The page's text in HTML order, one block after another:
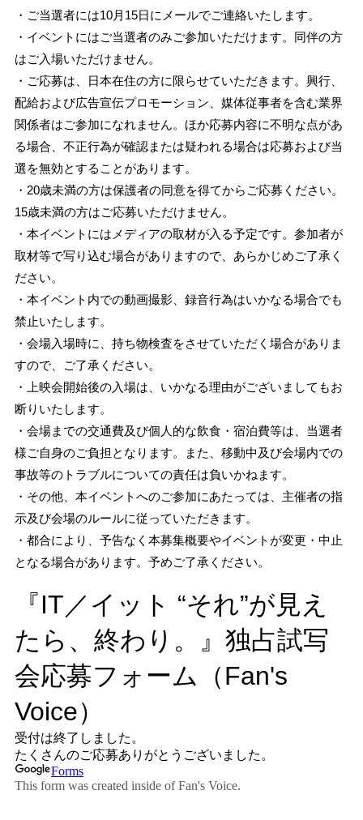
・ご当選者には10月15日にメールでご連絡いたします。
・イベントにはご当選者のみご参加いただけます。同伴の方
はご入場いただけません。
・ご応募は、日本在住の方に限らせていただきます。興行、
配給および広告宣伝プロモーション、媒体従事者を含む業界
関係者はご参加になれません。ほか応募内容に不明な点があ
る場合、不正行為が確認または疑われる場合は応募および当
選を無効とすることがあります。
・20歳未満の方は保護者の同意を得てからご応募ください。
15歳未満の方はご応募いただけません。
・本イベントにはメディアの取材が入る予定です。参加者が
取材等で写り込む場合がありますので、あらかじめご了承く
ださい。
・本イベント内での動画撮影、録音行為はいかなる場合でも
禁止いたします。
・会場入場時に、持ち物検査をさせていただく場合がありま
すので、ご了承ください。
・上映会開始後の入場は、いかなる理由がございましてもお
断りいたします。
・会場までの交通費及び個人的な飲食・宿泊費等は、当選者
様ご自身のご負担となります。また、移動中及び会場内での
事故等のトラブルについての責任は負いかねます。
・その他、本イベントへのご参加にあたっては、主催者の指
示及び会場のルールに従っていただきます。
・都合により、予告なく本募集概要やイベントが変更・中止
となる場合があります。予めご了承ください。